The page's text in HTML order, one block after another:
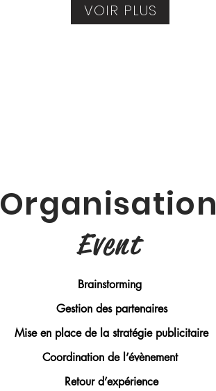
VOIR PLUS
Brainstorming
Gestion des partenaires
Mise en place de la stratégie publicitaire
Coordination de l’évènement
Retour d’expérience
Organisation
Event